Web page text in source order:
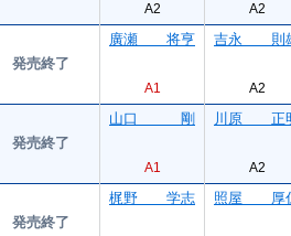
A2 A2
発売終了
廣瀬 将亨
A1
吉永 則
A2
発売終了
山口 剛
A1
川原 正
A2
発売終了
梶野 学志 照屋 厚